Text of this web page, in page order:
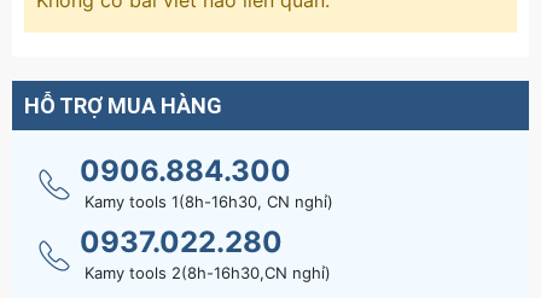
HỖ TRỢ MUA HÀNG
0906.884.300
Kamy tools 1(8h-16h30, CN nghỉ)
0937.022.280
Kamy tools 2(8h-16h30,CN nghỉ)